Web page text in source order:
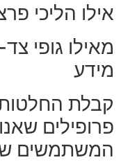
אילו הליכי
מאילו גופי
מידע
קבלת החלטות
פרופילים
המשתמשים